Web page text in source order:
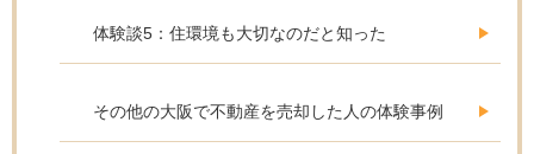
体験談5：住環境も大切なのだと知った
その他の大阪で不動産を売却した人の体験事例